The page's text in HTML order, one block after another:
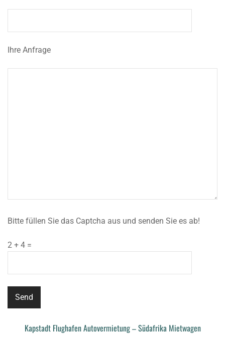
Ihre Anfrage
Bitte füllen Sie das Captcha aus und senden Sie es ab!
2 + 4 =
Kapstadt Flughafen Autovermietung – Südafrika Mietwagen